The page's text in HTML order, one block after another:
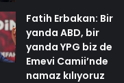
Fatih Erbakan: Bir
yanda ABD, bir
yanda YPG biz de
Emevi Camii’nde
namaz kılıyoruz